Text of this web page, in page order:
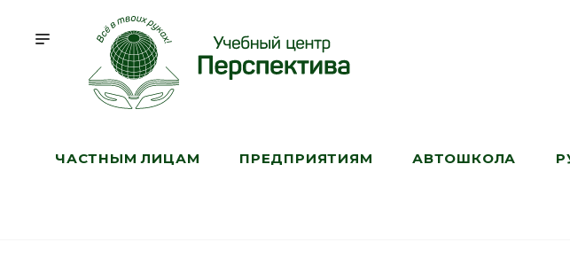
ЧАСТНЫМ ЛИЦАМ ПРЕДПРИЯТИЯМ АВТОШКОЛА